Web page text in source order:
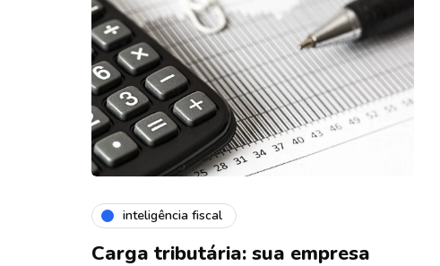
inteligência fiscal
Carga tributária: sua empresa